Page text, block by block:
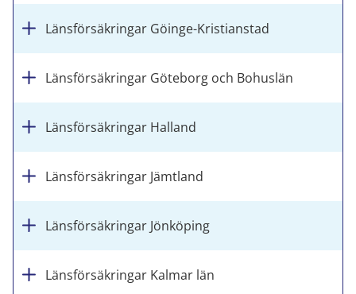
Länsförsäkringar Göinge-Kristianstad
Länsförsäkringar Göteborg och Bohuslän
Länsförsäkringar Halland
Länsförsäkringar Jämtland
Länsförsäkringar Jönköping
Länsförsäkringar Kalmar län